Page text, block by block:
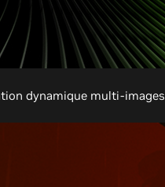
dynamique multi-images